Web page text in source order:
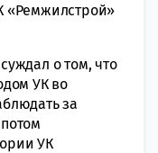
«Ремжилстрой»
о том, что
УК во
за
УК